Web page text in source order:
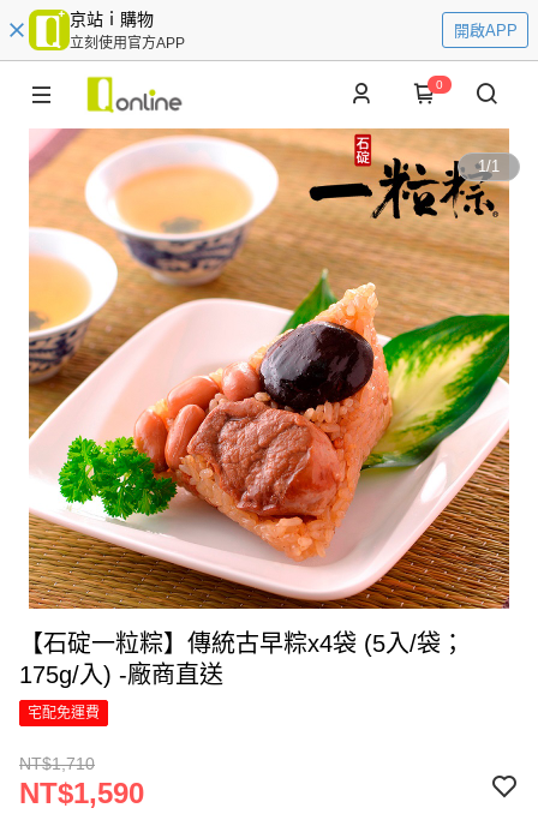
京站ｉ購物
立刻使用官方APP
開啟APP
0
1/1
【石碇一粒粽】傳統古早粽x4袋 (5入/袋；
175g/入) -廠商直送
宅配免運費
NT$1,710
NT$1,590